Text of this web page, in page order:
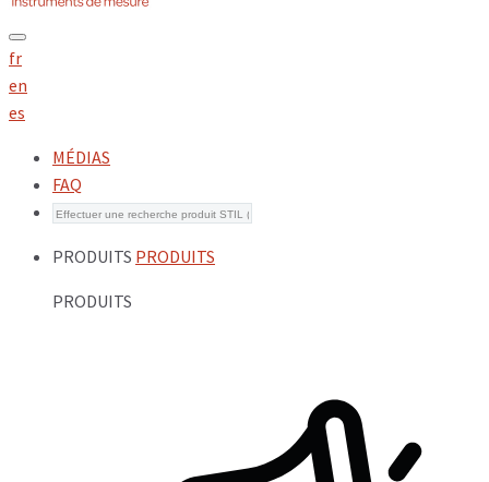
fr
en
es
MÉDIAS
FAQ
PRODUITS PRODUITS
PRODUITS